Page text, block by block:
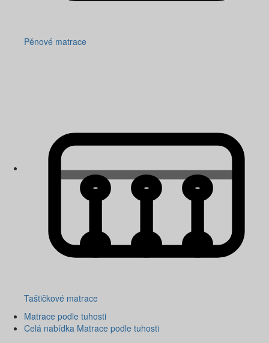
Pěnové matrace
Taštičkové matrace
Matrace podle tuhosti
Celá nabídka Matrace podle tuhosti